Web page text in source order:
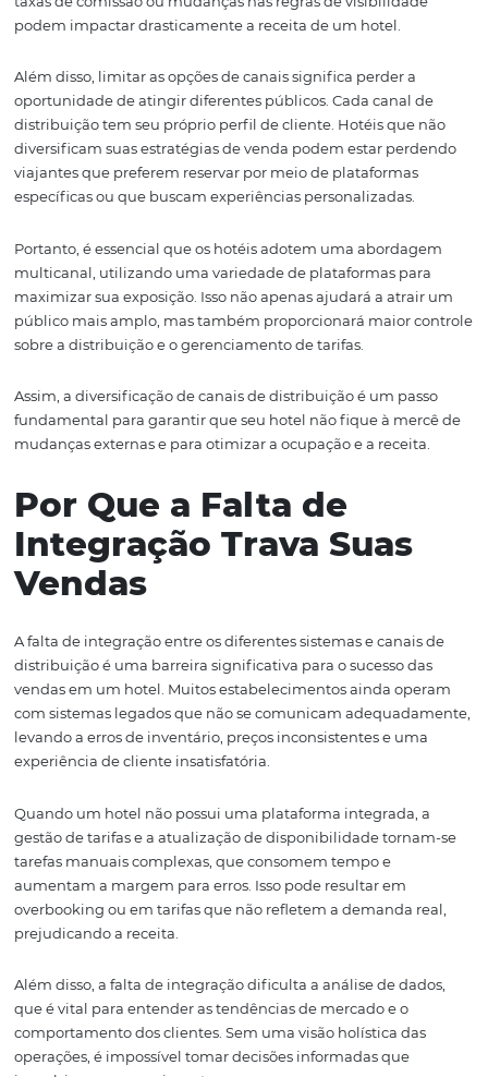
O Impacto da
Dependência de
Canais
A dependência de poucos canais de distribuição é um
concentra apenas em alguns portais de reservas, ele se
vulnerável às flutuações do mercado e às mudanças nas
políticas dessas plataformas. Por exemplo, um aumento
taxas de comissão ou mudanças nas regras de
podem impactar drasticamente a receita de um hotel.
Além disso, limitar as opções de canais significa perder
oportunidade de atingir diferentes públicos. Cada canal
diversificam suas estratégias de venda podem estar
viajantes que preferem reservar por meio de
específicas ou que buscam experiências personalizadas.
multicanal, utilizando uma variedade de plataformas
maximizar sua exposição. Isso não apenas ajudará a
público mais amplo, mas também proporcionará maior
sobre a distribuição e o gerenciamento de tarifas.
fundamental para garantir que seu hotel não fique à
mudanças externas e para otimizar a ocupação e a
Por Que a Falta de
Integração Trava Suas
Vendas